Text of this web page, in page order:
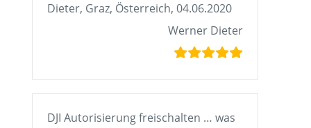
Dieter, Graz, Österreich, 04.06.2020
Werner Dieter
DJI Autorisierung freischalten … was